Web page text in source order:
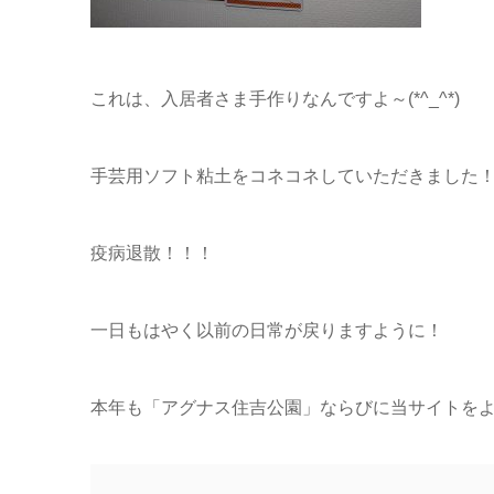
これは、入居者さま手作りなんですよ～(*^_^*)
手芸用ソフト粘土をコネコネしていただきました！
疫病退散！！！
一日もはやく以前の日常が戻りますように！
本年も「アグナス住吉公園」ならびに当サイトを